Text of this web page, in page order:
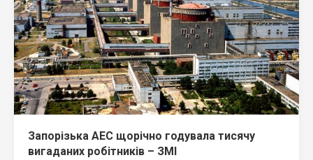
Запорізька АЕС щорічно годувала тисячу
вигаданих робітників – ЗМІ